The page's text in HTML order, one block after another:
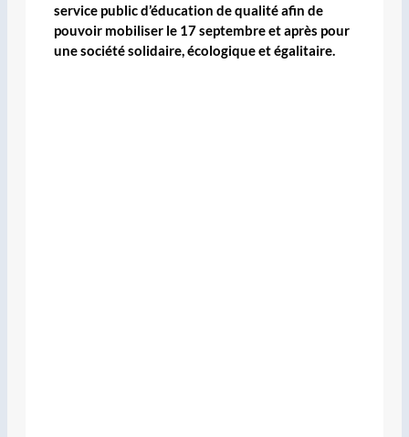
service public d’éducation de qualité afin de
pouvoir mobiliser le 17 septembre et après pour
une société solidaire, écologique et égalitaire.